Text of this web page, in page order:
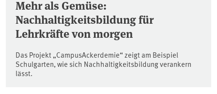
Mehr als Gemüse:
Nachhaltigkeitsbildung für
Lehrkräfte von morgen
Das Projekt „CampusAckerdemie“ zeigt am Beispiel
Schulgarten, wie sich Nachhaltigkeitsbildung verankern
lässt.